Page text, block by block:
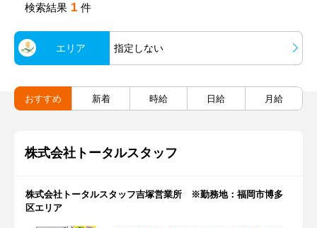
検索結果 1 件
エリア 指定しない
おすすめ 新着 時給 日給 月給
株式会社トータルスタッフ
株式会社トータルスタッフ吉塚営業所 ※勤務地：福岡市博多
区エリア